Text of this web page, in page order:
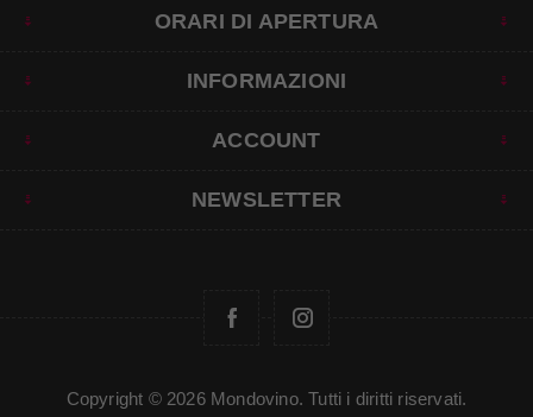
ORARI DI APERTURA
INFORMAZIONI
ACCOUNT
NEWSLETTER
Copyright © 2026 Mondovino. Tutti i diritti riservati.